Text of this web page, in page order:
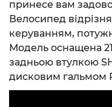
принесе вам
Велосипед
керуванням,
Модель оснащена
задньою втулкою
дисковим гальмом